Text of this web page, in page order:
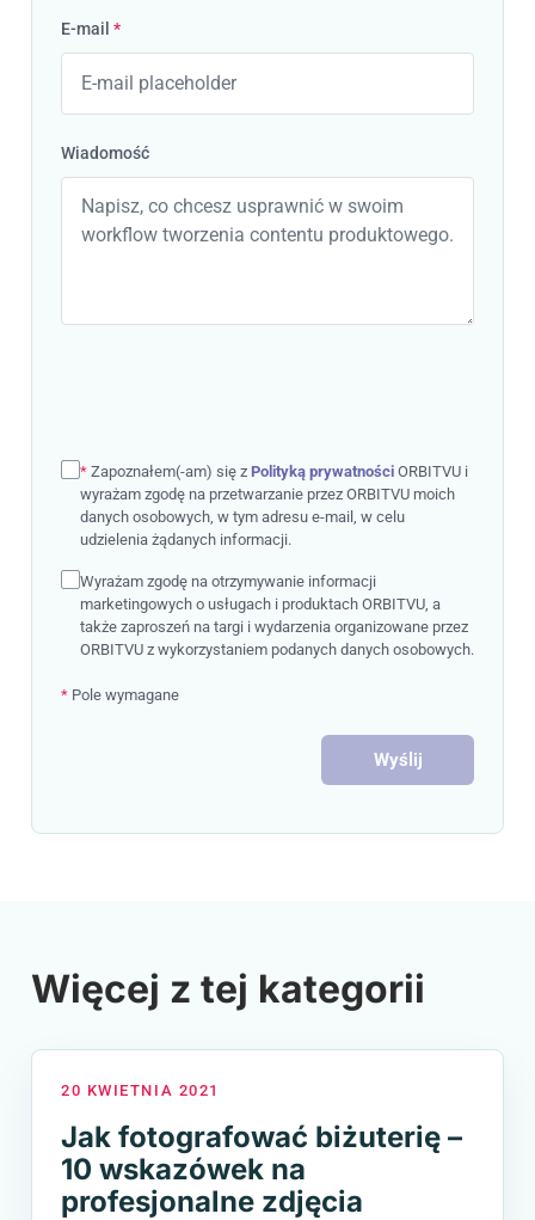
E-mail *
Wiadomość
* Zapoznałem(-am) się z Polityką prywatności ORBITVU i
wyrażam zgodę na przetwarzanie przez ORBITVU moich
danych osobowych, w tym adresu e-mail, w celu
udzielenia żądanych informacji.
Wyrażam zgodę na otrzymywanie informacji
marketingowych o usługach i produktach ORBITVU, a
także zaproszeń na targi i wydarzenia organizowane przez
ORBITVU z wykorzystaniem podanych danych osobowych.
* Pole wymagane
Wyślij
Więcej z tej kategorii
20 KWIETNIA 2021
Jak fotografować biżuterię –
10 wskazówek na
profesjonalne zdjęcia